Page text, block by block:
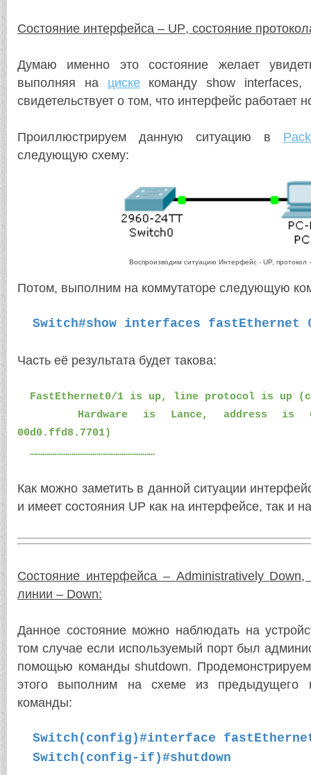
Состояние интерфейса – UP, состояние
Думаю именно это состояние желает
выполняя на цискекоманду show interfaces,
свидетельствует о том, что интерфейс работает
Проиллюстрируем данную ситуацию в
следующую схему:
Воспроизводим ситуацию Интерфейс - UP, протокол
Потом, выполним на коммутаторе следующую
Switch#show interfaces fastEthernet
Часть её результата будет такова:
FastEthernet0/1 is up, line protocol is up
Hardware is Lance, address is
00d0.ffd8.7701)
……………………………………………………
Как можно заметить в данной ситуации
и имеет состояния UP как на интерфейсе, так и
Состояние интерфейса – Administratively Down,
линии – Down:
Данное состояние можно наблюдать на
том случае если используемый порт был
помощью командыshutdown.
этого выполним на схеме из предыдущего
команды:
Switch(config)#interface
Switch(config-if)#shutdown